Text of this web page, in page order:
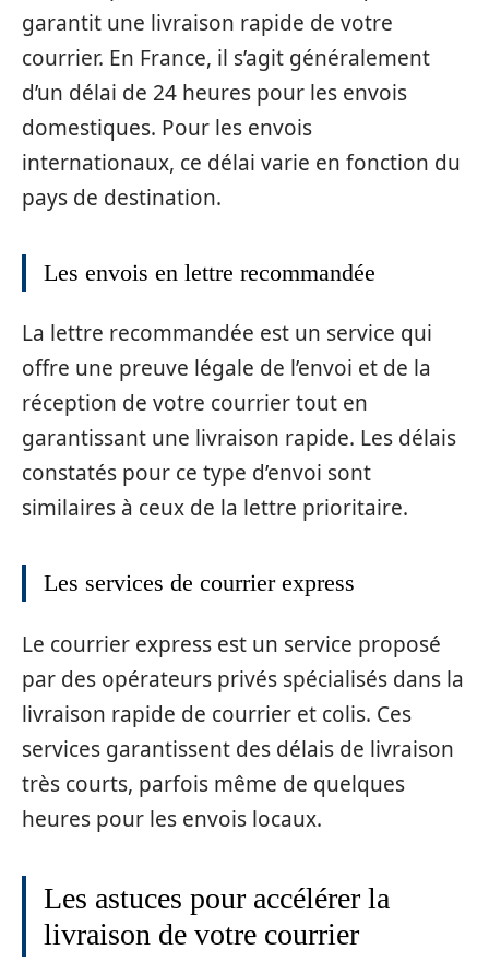
garantit une livraison rapide de votre
courrier. En France, il s’agit généralement
d’un délai de 24 heures pour les envois
domestiques. Pour les envois
internationaux, ce délai varie en fonction du
pays de destination.
Les envois en lettre recommandée
La lettre recommandée est un service qui
offre une preuve légale de l’envoi et de la
réception de votre courrier tout en
garantissant une livraison rapide. Les délais
constatés pour ce type d’envoi sont
similaires à ceux de la lettre prioritaire.
Les services de courrier express
Le courrier express est un service proposé
par des opérateurs privés spécialisés dans la
livraison rapide de courrier et colis. Ces
services garantissent des délais de livraison
très courts, parfois même de quelques
heures pour les envois locaux.
Les astuces pour accélérer la
livraison de votre courrier